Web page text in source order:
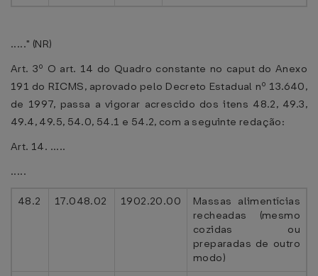
....." (NR)
Art. 3º O art. 14 do Quadro constante no caput do Anexo
191 do RICMS, aprovado pelo Decreto Estadual nº 13.640,
de 1997, passa a vigorar acrescido dos itens 48.2, 49.3,
49.4, 49.5, 54.0, 54.1 e 54.2, com a seguinte redação:
Art. 14. .....
.....
48.2 17.048.02 1902.20.00
Massas alimentícias
recheadas (mesmo
cozidas ou
preparadas de outro
modo)